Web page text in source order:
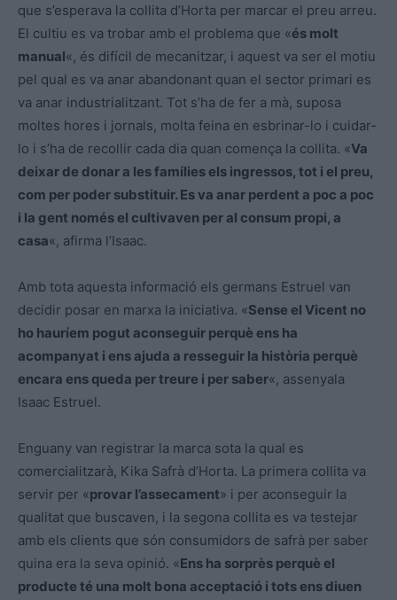
que s’esperava la collita d’Horta per marcar el preu arreu.
El cultiu es va trobar amb el problema que «és molt
manual«, és difícil de mecanitzar, i aquest va ser el motiu
pel qual es va anar abandonant quan el sector primari es
va anar industrialitzant. Tot s’ha de fer a mà, suposa
moltes hores i jornals, molta feina en esbrinar-lo i cuidar-
lo i s’ha de recollir cada dia quan comença la collita. «Va
deixar de donar a les famílies els ingressos, tot i el preu,
com per poder substituir. Es va anar perdent a poc a poc
i la gent només el cultivaven per al consum propi, a
casa«, afirma l’Isaac.
Amb tota aquesta informació els germans Estruel van
decidir posar en marxa la iniciativa. «Sense el Vicent no
ho hauríem pogut aconseguir perquè ens ha
acompanyat i ens ajuda a resseguir la història perquè
encara ens queda per treure i per saber«, assenyala
Isaac Estruel.
Enguany van registrar la marca sota la qual es
comercialitzarà, Kika Safrà d’Horta. La primera collita va
servir per «provar l’assecament» i per aconseguir la
qualitat que buscaven, i la segona collita es va testejar
amb els clients que són consumidors de safrà per saber
quina era la seva opinió. «Ens ha sorprès perquè el
producte té una molt bona acceptació i tots ens diuen